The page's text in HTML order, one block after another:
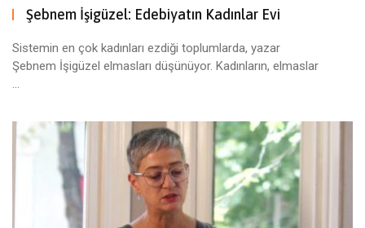
Şebnem İşigüzel: Edebiyatın Kadınlar Evi
Sistemin en çok kadınları ezdiği toplumlarda, yazar
Şebnem İşigüzel elmasları düşünüyor. Kadınların, elmaslar
...